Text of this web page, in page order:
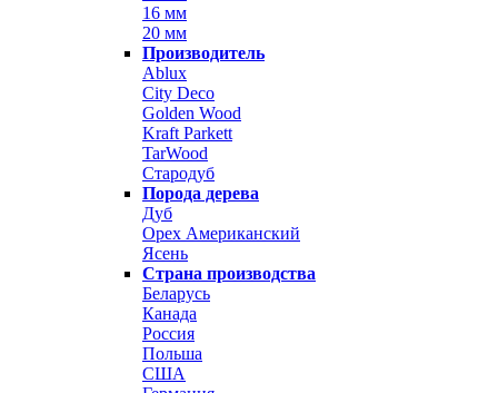
16 мм
20 мм
Производитель
Ablux
City Deco
Golden Wood
Kraft Parkett
TarWood
Стародуб
Порода дерева
Дуб
Орех Американский
Ясень
Страна производства
Беларусь
Канада
Россия
Польша
США